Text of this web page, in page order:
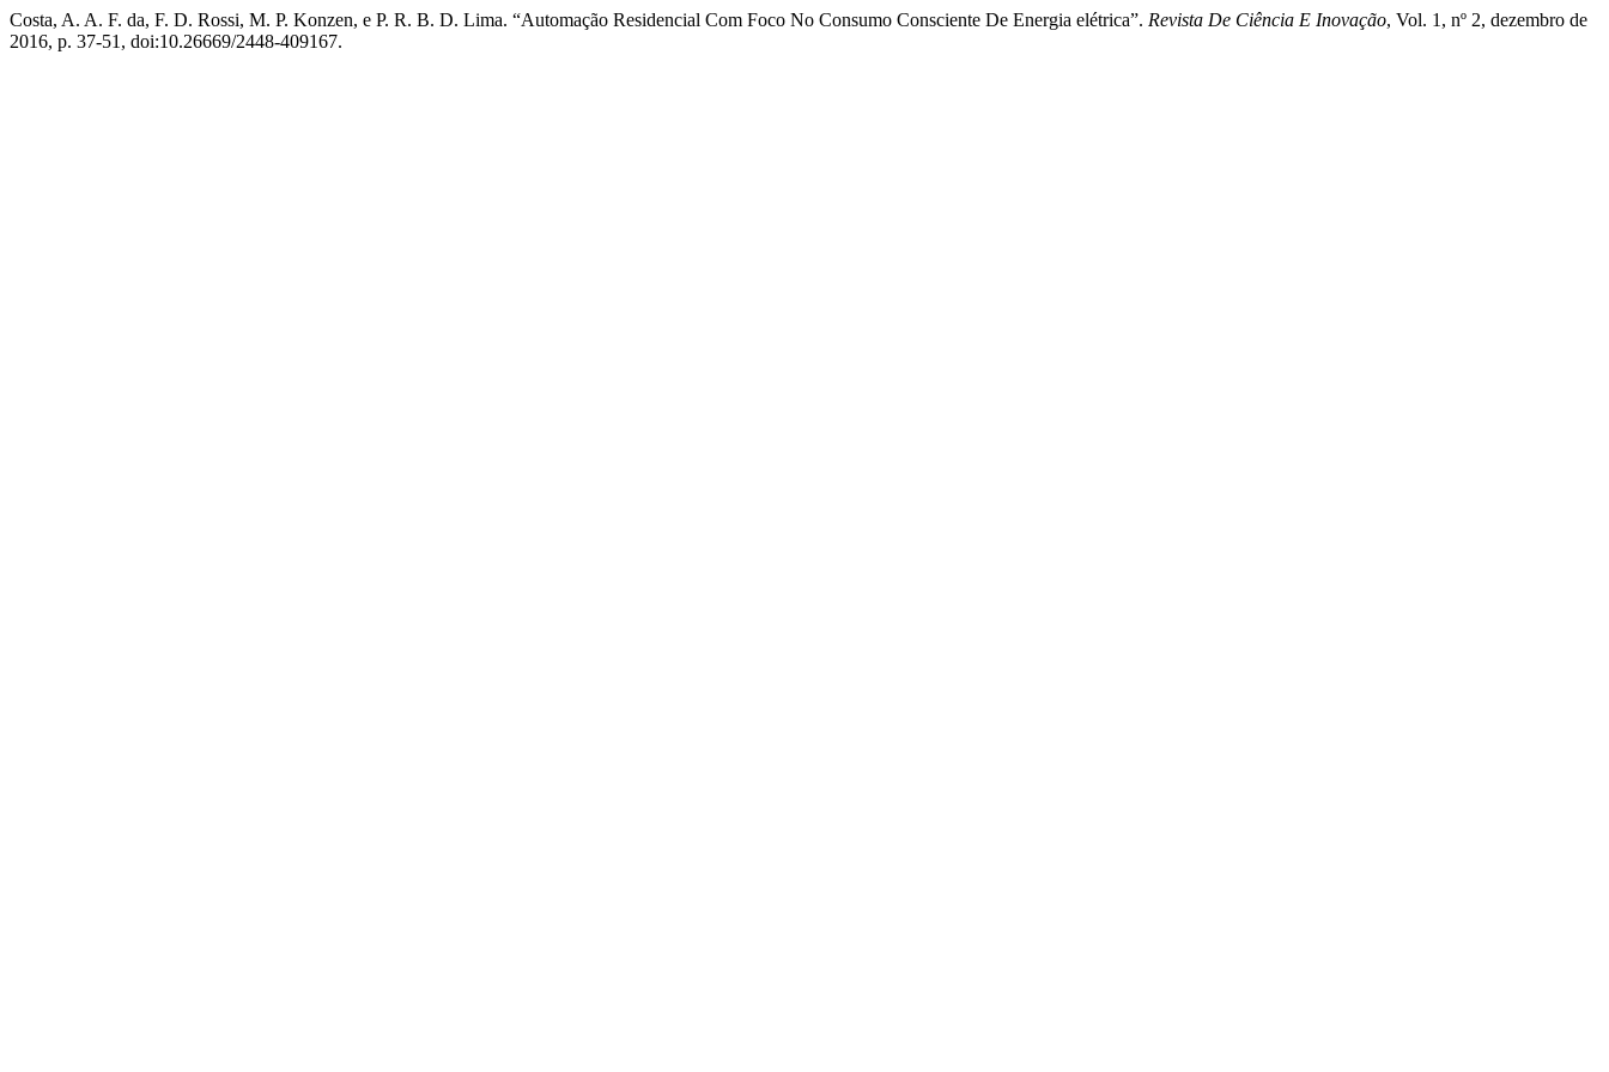
Costa, A. A. F. da, F. D. Rossi, M. P. Konzen, e P. R. B. D. Lima. “Automação Residencial Com Foco No Consumo Consciente De Energia elétrica”. Revista De Ciência E Inovação, Vol. 1, nº 2, dezembro de
2016, p. 37-51, doi:10.26669/2448-409167.